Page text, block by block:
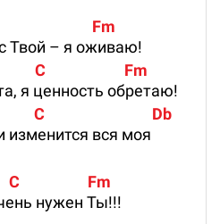
Fm
Твой – я оживаю!
C                      Fm
я ценность обретаю!
C                              Db
изменится вся моя
C                   Fm
нужен Ты!!!